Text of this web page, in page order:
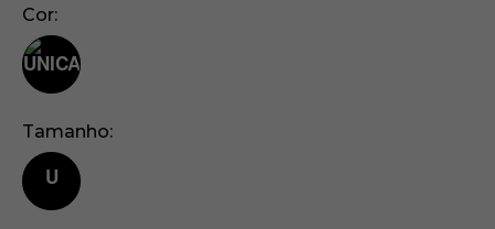
Cor
Tamanho
U